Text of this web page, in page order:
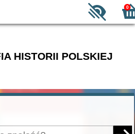
0
HISTORII POLSKIEJ